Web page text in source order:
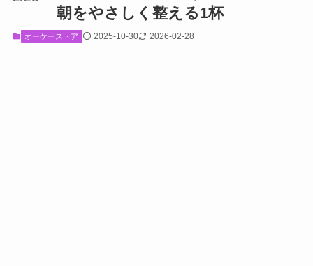
朝をやさしく整える1杯
オーケーストア 2025-10-30 2026-02-28